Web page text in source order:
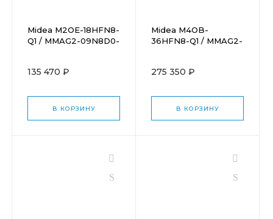
Midea M2OE-18HFN8-
Q1 / MMAG2-09N8D0-
135 470 ₽
В КОРЗИНУ
Midea M4OB-
36HFN8-Q1 / MMAG2-
275 350 ₽
В КОРЗИНУ